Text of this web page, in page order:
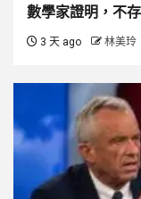
數學家證明，不
3 天 ago 林美玲